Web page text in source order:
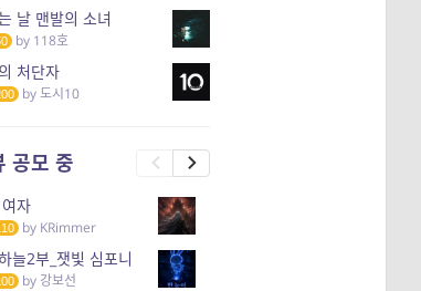
날 맨발의 소녀
by 118호
처단자
by도시10
공모 중
자
by KRimmer
늘2부_잿빛 심포니
by 강보선